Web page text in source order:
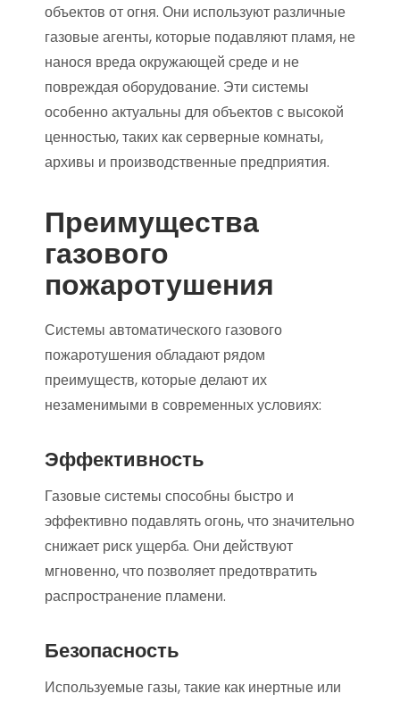
объектов от огня. Они используют различные
газовые агенты, которые подавляют пламя, не
нанося вреда окружающей среде и не
повреждая оборудование. Эти системы
особенно актуальны для объектов с высокой
ценностью, таких как серверные комнаты,
архивы и производственные предприятия.
Преимущества
газового
пожаротушения
Системы автоматического газового
пожаротушения обладают рядом
преимуществ, которые делают их
незаменимыми в современных условиях:
Эффективность
Газовые системы способны быстро и
эффективно подавлять огонь, что значительно
снижает риск ущерба. Они действуют
мгновенно, что позволяет предотвратить
распространение пламени.
Безопасность
Используемые газы, такие как инертные или